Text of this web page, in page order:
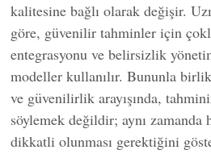
kalitesine bağlı olarak değişir.
göre, güvenilir tahminler için
entegrasyonu ve belirsizlik
modeller kullanılır. Bununla
ve güvenilirlik arayışında,
söylemek değildir; aynı zamanda
dikkatli olunması gerektiğini